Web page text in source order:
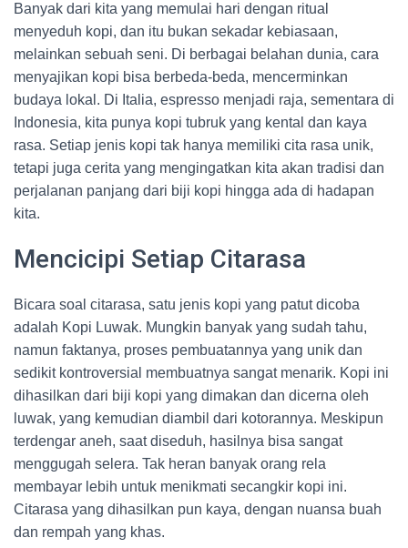
Banyak dari kita yang memulai hari dengan ritual
menyeduh kopi, dan itu bukan sekadar kebiasaan,
melainkan sebuah seni. Di berbagai belahan dunia, cara
menyajikan kopi bisa berbeda-beda, mencerminkan
budaya lokal. Di Italia, espresso menjadi raja, sementara di
Indonesia, kita punya kopi tubruk yang kental dan kaya
rasa. Setiap jenis kopi tak hanya memiliki cita rasa unik,
tetapi juga cerita yang mengingatkan kita akan tradisi dan
perjalanan panjang dari biji kopi hingga ada di hadapan
kita.
Mencicipi Setiap Citarasa
Bicara soal citarasa, satu jenis kopi yang patut dicoba
adalah Kopi Luwak. Mungkin banyak yang sudah tahu,
namun faktanya, proses pembuatannya yang unik dan
sedikit kontroversial membuatnya sangat menarik. Kopi ini
dihasilkan dari biji kopi yang dimakan dan dicerna oleh
luwak, yang kemudian diambil dari kotorannya. Meskipun
terdengar aneh, saat diseduh, hasilnya bisa sangat
menggugah selera. Tak heran banyak orang rela
membayar lebih untuk menikmati secangkir kopi ini.
Citarasa yang dihasilkan pun kaya, dengan nuansa buah
dan rempah yang khas.